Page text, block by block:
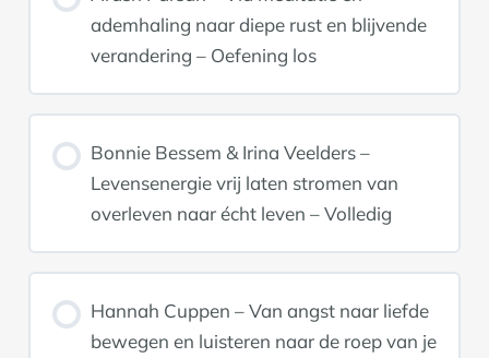
ademhaling naar diepe rust en blijvende
verandering – Oefening los
Bonnie Bessem & Irina Veelders –
Levensenergie vrij laten stromen van
overleven naar écht leven – Volledig
Hannah Cuppen – Van angst naar liefde
bewegen en luisteren naar de roep van je